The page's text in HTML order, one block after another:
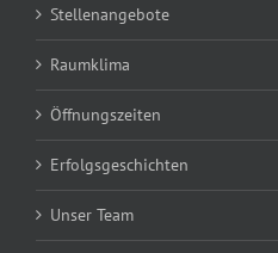
Stellenangebote
Raumklima
Öffnungszeiten
Erfolgsgeschichten
Unser Team